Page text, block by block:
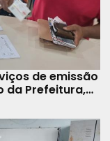
de emissão
da Prefeitura,